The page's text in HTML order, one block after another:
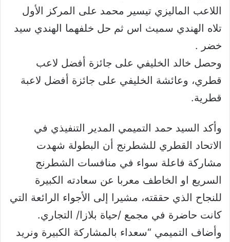
اللاعب الماليزي تيسير محمد على المركز الأول
تلاه الهندي سميث اس ثم حل خلفهما الهندي سيد
خضر .
وحصل خالد الخليفي على جائزة أفضل لاعب
قطري، وعائشة الخليفي على جائزة أفضل لاعبة
قطرية.
وأكد السيد حمد التميمي المدير التنفيذي في
الاتحاد القطري للشطرنج أن البطولة شهدت
مشاركة فاعلة سواء في منافسات الشطرنج
السريع او الخاطف معربا عن سعادته الكبيرة
للنجاح الذي حققته، مشيرا إلى الأجواء الرائعة التي
كانت حاضرة في مجمع /حياة بلازا/ التجاري.
وأضاف التميمي “سعداء بالمشاركة الكبيرة ونريد